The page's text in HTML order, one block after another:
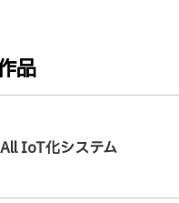
品
All IoT化システム